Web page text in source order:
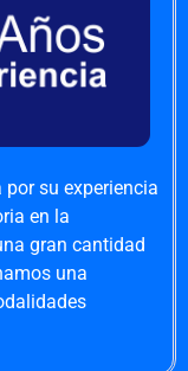
su experiencia
en la
gran cantidad
una